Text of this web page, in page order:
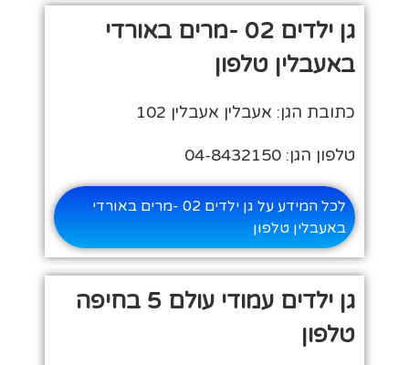
גן ילדים 02 -מרים באורדי
באעבלין טלפון
כתובת הגן: אעבלין אעבלין 102
טלפון הגן: 04-8432150
לכל המידע על גן ילדים 02 -מרים באורדי
באעבלין טלפון
גן ילדים עמודי עולם 5 בחיפה
טלפון